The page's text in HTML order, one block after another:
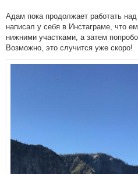
Адам пока продолжает работать
написал у себя в Инстаграме, что
нижними участками, а затем
Возможно, это случится уже скоро!